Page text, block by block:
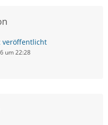
veröffentlicht
um 22:28